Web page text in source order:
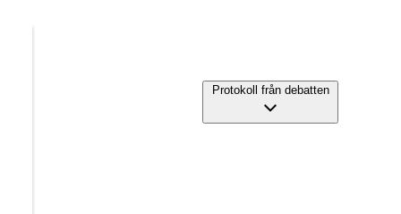
Protokoll från debatten